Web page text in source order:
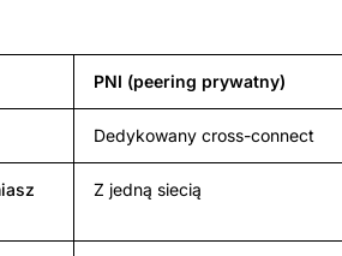
PNI (peering prywatny)
Dedykowany cross-connect
Z jedną siecią